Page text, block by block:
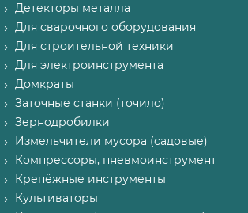
Детекторы металла
Для сварочного оборудования
Для строительной техники
Для электроинструмента
Домкраты
Заточные станки (точило)
Зернодробилки
Измельчители мусора (садовые)
Компрессоры, пневмоинструмент
Крепёжные инструменты
Культиваторы